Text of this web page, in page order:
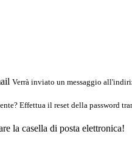
Verrà inviato un messaggio
Effettua il reset della password
la casella di posta elettronica!